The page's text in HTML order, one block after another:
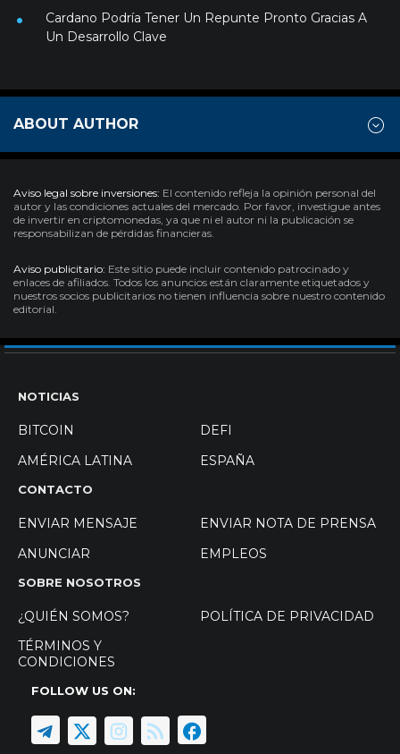
Cardano Podría Tener Un Repunte Pronto Gracias A
Un Desarrollo Clave
ABOUT AUTHOR
Aviso legal sobre inversiones: El contenido refleja la opinión personal del
autor y las condiciones actuales del mercado. Por favor, investigue antes
de invertir en criptomonedas, ya que ni el autor ni la publicación se
responsabilizan de pérdidas financieras.
Aviso publicitario: Este sitio puede incluir contenido patrocinado y
enlaces de afiliados. Todos los anuncios están claramente etiquetados y
nuestros socios publicitarios no tienen influencia sobre nuestro contenido
editorial.
NOTICIAS
BITCOIN
DEFI
AMÉRICA LATINA
ESPAÑA
CONTACTO
ENVIAR MENSAJE
ENVIAR NOTA DE PRENSA
ANUNCIAR
EMPLEOS
SOBRE NOSOTROS
¿QUIÉN SOMOS?
POLÍTICA DE PRIVACIDAD
TÉRMINOS Y
CONDICIONES
FOLLOW US ON: